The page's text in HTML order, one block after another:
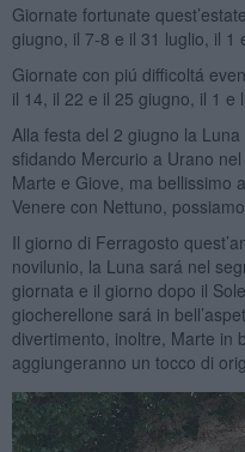
Giornate fortunate
giugno, il 7-8 e il 31 luglio, il 1
Giornate con piú difficoltá
il 14, il 22 e il 25 giugno, il 1 e
Alla festa del 2 giugno la
sfidando Mercurio a Urano
Marte e Giove, ma bellissimo
Venere con Nettuno,
Il giorno di Ferragosto
novilunio, la Luna sará nel
giornata e il giorno dopo il
giocherellone sará in
divertimento, inoltre, Marte in
aggiungeranno un tocco di